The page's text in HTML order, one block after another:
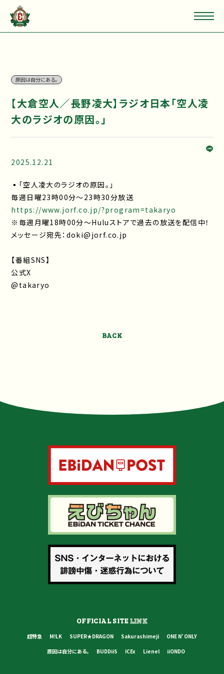
原因は自分にある。
【大倉空人／長野凌大】ラジオ日本「空人凌
大のラジオの原因。」
2025.12.21
▪「空人凌大のラジオの原因。」
毎週日曜23時00分～23時30分放送
https://www.jorf.co.jp/?program=takaryo
※毎週月曜18時00分～Huluストアで過去の放送を配信中！
メッセージ宛先：doki@jorf.co.jp
【番組SNS】
公式X
@takaryo
BACK
OFFICIAL SITELINK
超特急 M!LK SUPER★DRAGON Sakurashimeji
ONE N' ONLY
原因は自分にある。
BUDDiiS ICEx Lienel iiONDO